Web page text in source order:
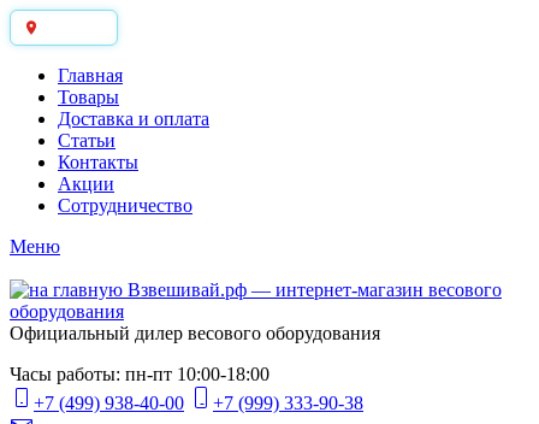
Главная
Товары
Доставка и оплата
Статьи
Контакты
Акции
Сотрудничество
Меню
Официальный дилер весового оборудования
Часы работы: пн-пт 10:00-18:00
+7 (499) 938-40-00
+7 (999) 333-90-38